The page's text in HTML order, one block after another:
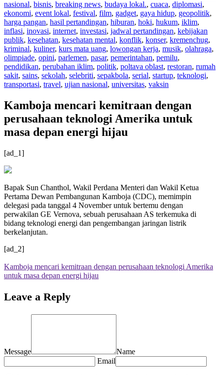
nasional, bisnis, breaking news, budaya lokal., cuaca, diplomasi,
ekonomi, event lokal, festival, film, gadget, gaya hidup, geopolitik,
harga pangan, hasil pertandingan, hiburan, hoki, hukum, iklim,
inflasi, inovasi, internet, investasi, jadwal pertandingan, kebijakan
publik, kesehatan, kesehatan mental, konflik, konser, kremenchug,
kriminal, kuliner, kurs mata uang, lowongan kerja, musik, olahraga,
olimpiade, opini, parlemen, pasar, pemerintahan, pemilu,
pendidikan, perubahan iklim, politik, poltava oblast, restoran, rumah
sakit, sains, sekolah, selebriti, sepakbola, serial, startup, teknologi,
transportasi, travel, ujian nasional, universitas, vaksin
Kamboja mencari kemitraan dengan
perusahaan teknologi Amerika untuk
masa depan energi hijau
[ad_1]
Bapak Sun Chanthol, Wakil Perdana Menteri dan Wakil Ketua
Pertama Dewan Pembangunan Kamboja (CDC), memimpin
delegasi pada tanggal 4 November untuk bertemu dengan
perwakilan GE Vernova, sebuah perusahaan AS terkemuka di
bidang teknologi energi dan pengembangan jaringan listrik
berkelanjutan.
[ad_2]
Kamboja mencari kemitraan dengan perusahaan teknologi Amerika
untuk masa depan energi hijau
Leave a Reply
Message
Name
Email